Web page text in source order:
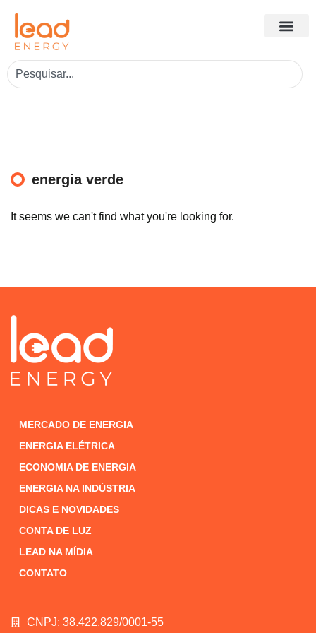
energia verde
It seems we can't find what you're looking for.
MERCADO DE ENERGIA
ENERGIA ELÉTRICA
ECONOMIA DE ENERGIA
ENERGIA NA INDÚSTRIA
DICAS E NOVIDADES
CONTA DE LUZ
LEAD NA MÍDIA
CONTATO
CNPJ: 38.422.829/0001-55